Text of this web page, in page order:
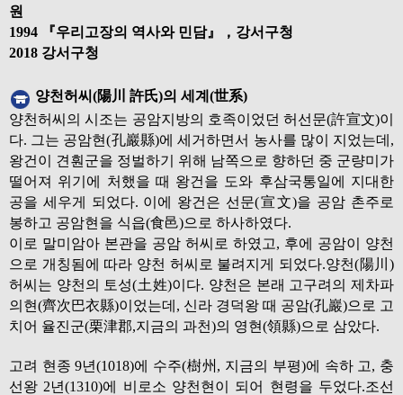
원
1994 『우리고장의 역사와 민담』，강서구청
2018 강서구청
양천허씨(陽川 許氏)의 세계(世系)
양천허씨의 시조는 공암지방의 호족이었던 허선문(許宣文)이
다. 그는 공암현(孔巖縣)에 세거하면서 농사를 많이 지었는데,
왕건이 견훤군을 정벌하기 위해 남쪽으로 향하던 중 군량미가
떨어져 위기에 처했을 때 왕건을 도와 후삼국통일에 지대한
공을 세우게 되었다. 이에 왕건은 선문(宣文)을 공암 촌주로
봉하고 공암현을 식읍(食邑)으로 하사하였다.
이로 말미암아 본관을 공암 허씨로 하였고, 후에 공암이 양천
으로 개칭됨에 따라 양천 허씨로 불려지게 되었다.양천(陽川)
허씨는 양천의 토성(土姓)이다. 양천은 본래 고구려의 제차파
의현(齊次巴衣縣)이었는데, 신라 경덕왕 때 공암(孔巖)으로 고
치어 율진군(栗津郡,지금의 과천)의 영현(領縣)으로 삼았다.
고려 현종 9년(1018)에 수주(樹州, 지금의 부평)에 속하 고, 충
선왕 2년(1310)에 비로소 양천현이 되어 현령을 두었다.조선